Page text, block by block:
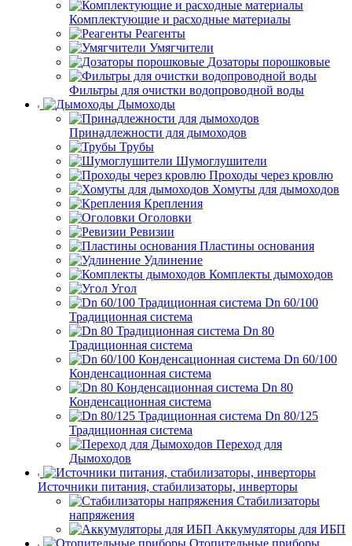
Комплектующие и расходные материалы
Реагенты
Умягчители
Дозаторы порошковые
Фильтры для очистки водопроводной воды
Дымоходы
Принадлежности для дымоходов
Трубы
Шумоглушители
Проходы через кровлю
Хомуты для дымоходов
Крепления
Оголовки
Ревизии
Пластины основания
Удлинение
Комплекты дымоходов
Угол
Dn 60/100
Традиционная система
Dn 80
Традиционная система
Dn 60/100
Конденсационная система
Dn 80
Конденсационная система
Dn 80/125
Традиционная система
Переход для
Дымоходов
Источники питания, стабилизаторы, инверторы
Стабилизаторы
напряжения
Аккумуляторы для ИБП
Отопительные приборы